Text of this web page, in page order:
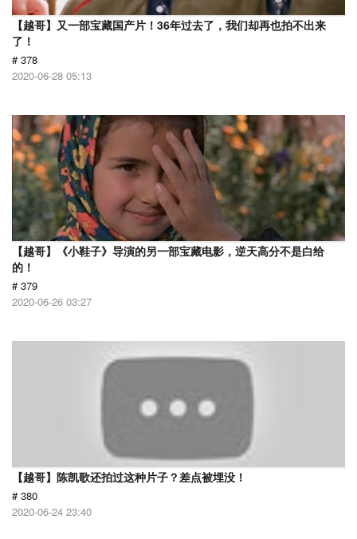
【越哥】又一部宝藏国产片！36年过去了，我们却再也拍不出来
了！
# 378
2020-06-28 05:13
【越哥】《小鞋子》导演的另一部宝藏电影，逆天高分不是白给
的！
# 379
2020-06-26 03:27
【越哥】陈凯歌还拍过这种片子？差点被埋没！
# 380
2020-06-24 23:40